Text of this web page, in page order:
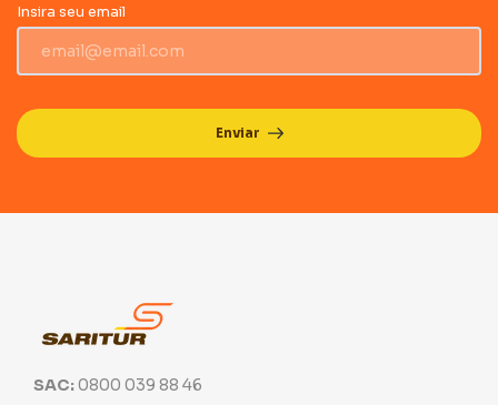
Insira seu email
Enviar
SAC:0800 039 88 46